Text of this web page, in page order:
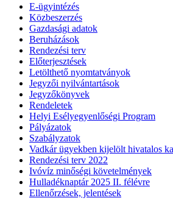
E-ügyintézés
Közbeszerzés
Gazdasági adatok
Beruházások
Rendezési terv
Előterjesztések
Letölthető nyomtatványok
Jegyzői nyilvántartások
Jegyzőkönyvek
Rendeletek
Helyi Esélyegyenlőségi Program
Pályázatok
Szabályzatok
Vadkár ügyekben kijelölt hivatalos
Rendezési terv 2022
Ivóvíz minőségi követelmények
Hulladéknaptár 2025 II. félévre
Ellenőrzések, jelentések